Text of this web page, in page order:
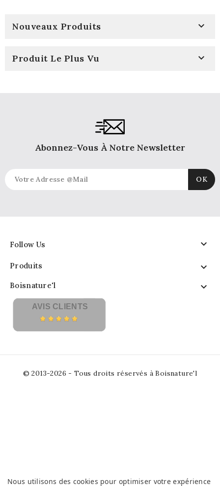
Nouveaux Produits 
Produit Le Plus Vu 
Abonnez-Vous À Notre Newsletter
Follow Us 
Produits 
Boisnature'l 
Nous utilisons des cookies pour optimiser votre expérience
AVIS CLIENTS
© 2013-2026 - Tous droits réservés à Boisnature'l